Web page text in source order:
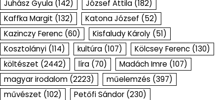
Juhász Gyula (142) József Attila (182)
Kaffka Margit (132) Katona József (52)
Kazinczy Ferenc (60) Kisfaludy Károly (51)
Kosztolányi (114) kultúra (107) Kölcsey Ferenc (130)
költészet (2442) líra (70) Madách Imre (107)
magyar irodalom (2223) műelemzés (397)
művészet (102) Petőfi Sándor (230)